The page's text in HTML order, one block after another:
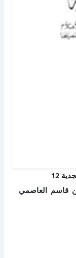
12
قاسم العاصمي